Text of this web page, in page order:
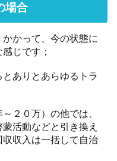
場合
かって、今の状態に
じです；
ありとあらゆるトラ
２０万）の他では、
活動などと引き換え
収入は一括して自治